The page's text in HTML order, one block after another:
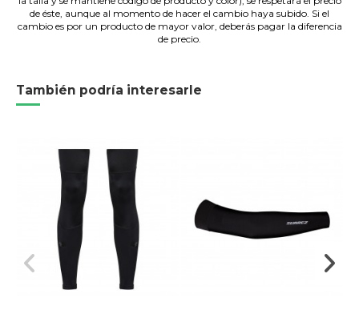
de éste, aunque al momento de hacer el cambio haya subido. Si el
cambio es por un producto de mayor valor, deberás pagar la diferencia
de precio.
También podría interesarle